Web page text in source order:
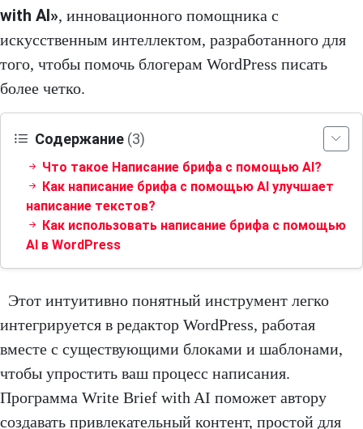
with AI», инновационного помощника с
искусственным интеллектом, разработанного для
того, чтобы помочь блогерам WordPress писать
более четко.
Содержание (3)
Что такое Написание брифа с помощью AI?
Как написание брифа с помощью AI улучшает
написание текстов?
Как использовать написание брифа с помощью
AI в WordPress
Этот интуитивно понятный инструмент легко
интегрируется в редактор WordPress, работая
вместе с существующими блоками и шаблонами,
чтобы упростить ваш процесс написания.
Программа Write Brief with AI поможет автору
создавать привлекательный контент, простой для